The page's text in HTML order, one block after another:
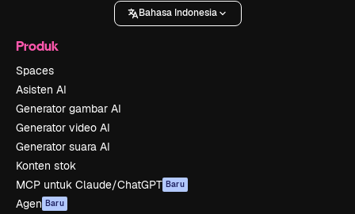
Bahasa Indonesia
Produk
Spaces
Asisten AI
Generator gambar AI
Generator video AI
Generator suara AI
Konten stok
MCP untuk Claude/ChatGPT Baru
Agen Baru